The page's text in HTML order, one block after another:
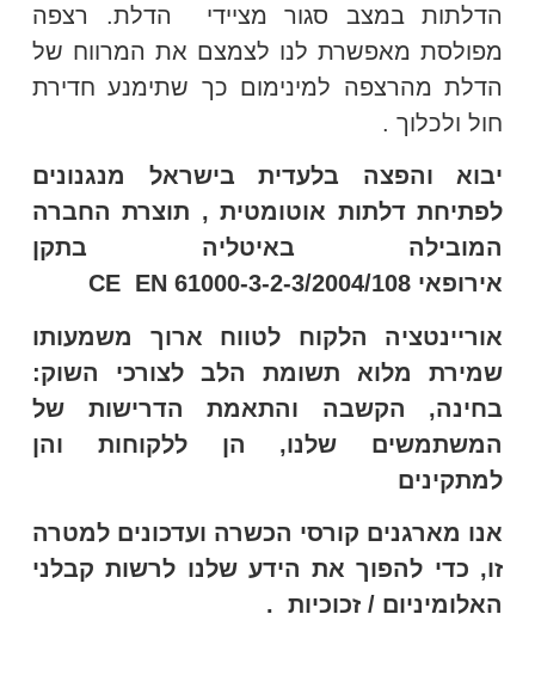
הדלתות במצב סגור מציידי הדלת. רצפה
מפולסת מאפשרת לנו לצמצם את המרווח של
הדלת מהרצפה למינימום כך שתימנע חדירת
חול ולכלוך .
יבוא והפצה בלעדית בישראל מנגנונים
לפתיחת דלתות אוטומטית , תוצרת החברה
המובילה באיטליה בתקן
אירופאי2004/108/CE EN 61000-3-2-3
אוריינטציה הלקוח לטווח ארוך משמעותו
שמירת מלוא תשומת הלב לצורכי השוק:
בחינה, הקשבה והתאמת הדרישות של
המשתמשים שלנו, הן ללקוחות והן
למתקינים
אנו מארגנים קורסי הכשרה ועדכונים למטרה
זו, כדי להפוך את הידע שלנו לרשות קבלני
האלומיניום / זכוכיות .